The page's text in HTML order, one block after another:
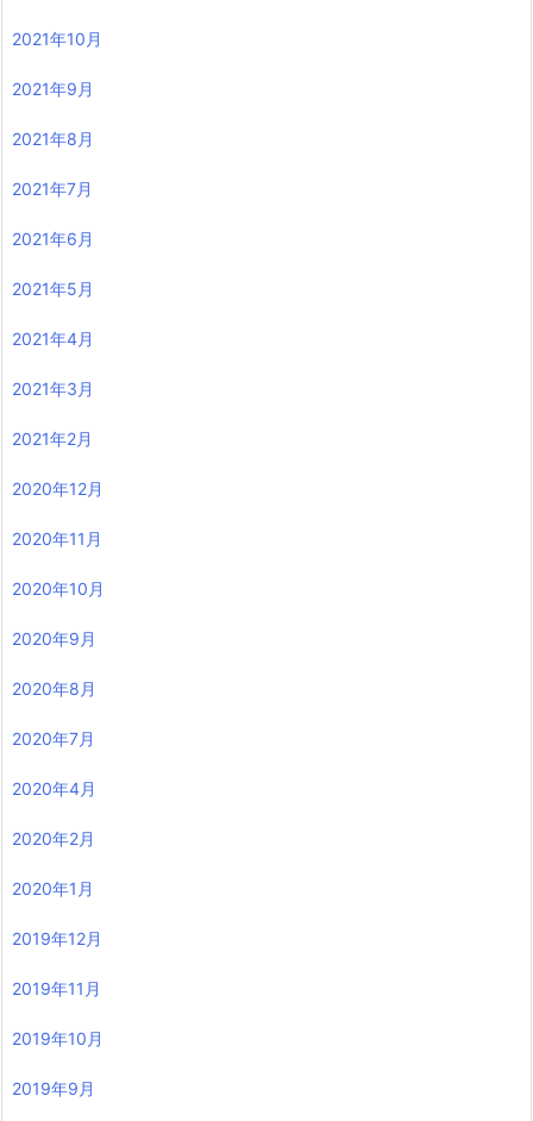
2021年10月
2021年9月
2021年8月
2021年7月
2021年6月
2021年5月
2021年4月
2021年3月
2021年2月
2020年12月
2020年11月
2020年10月
2020年9月
2020年8月
2020年7月
2020年4月
2020年2月
2020年1月
2019年12月
2019年11月
2019年10月
2019年9月